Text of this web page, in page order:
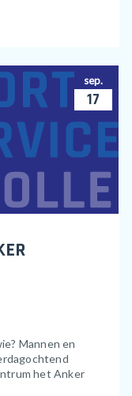
sep.
17
Mannen en
het Anker